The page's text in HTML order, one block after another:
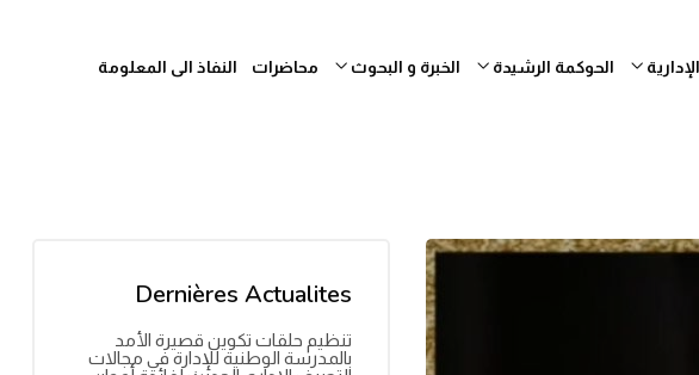
الحوكمة الرشيدة الخبرة و البحوث محاضرات
النفاذ الى المعلومة
Dernières Actualites
تنظيم حلقات تكوين قصيرة الأمد
بالمدرسة الوطنية للإدارة في مجالات